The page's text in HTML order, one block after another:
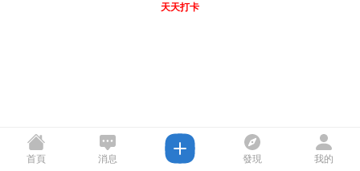
天天打卡
首頁 消息 發現 我的